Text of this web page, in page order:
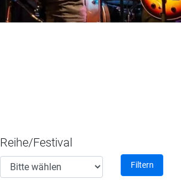
Reihe/Festival
Filtern